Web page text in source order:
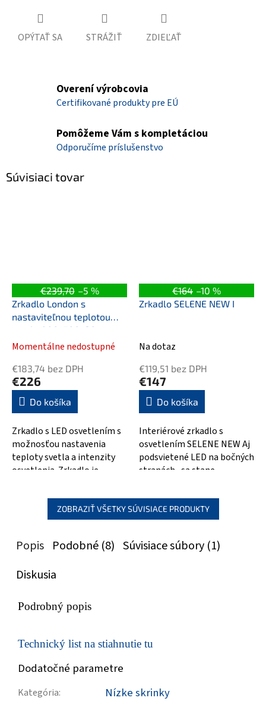
OPÝTAŤ SA STRÁŽIŤ ZDIEĽAŤ
Overení výrobcovia
Certifikované produkty pre EÚ
Pomôžeme Vám s kompletáciou
Odporučíme príslušenstvo
Súvisiaci tovar
€239,70 –5 %
Zrkadlo London s
nastaviteľnou teplotou
svetla 800x700x30 mm
(bssMLO7080)
Momentálne nedostupné
€183,74 bez DPH
€226
Do košíka
Zrkadlo s LED osvetlením s
možnosťou nastavenia
teploty svetla a intenzity
osvetlenia. Zrkadlo je
troma dotykovými...
€164 –10 %
Zrkadlo SELENE NEW I
Na dotaz
€119,51 bez DPH
€147
Do košíka
Interiérové zrkadlo s
osvetlením SELENE NEW Aj
podsvietené LED na bočných
stranách , sa stane
vašej kúpeľni....
ZOBRAZIŤ VŠETKY SÚVISIACE PRODUKTY
Popis Podobné (8) Súvisiace súbory (1)
Diskusia
Podrobný popis
Technický list na stiahnutie tu
Dodatočné parametre
Kategória: Nízke skrinky